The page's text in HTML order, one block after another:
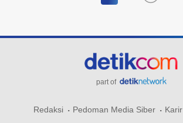
part of
Redaksi Pedoman Media Siber Karir